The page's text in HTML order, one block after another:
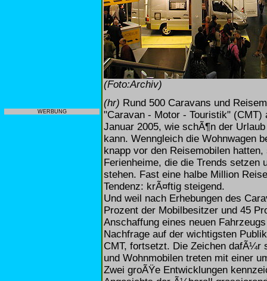
WERBUNG
(Foto:Archiv)
(hr) Rund 500 Caravans und
"Caravan - Motor - Touristik"
Januar 2005, wie schÃ¶n der
kann. Wenngleich die Wohnwagen
knapp vor den Reisemobilen
Ferienheime, die die Trends setzen
stehen. Fast eine halbe Million
Tendenz: krÃ¤ftig steigend.
Und weil nach Erhebungen des
Prozent der Mobilbesitzer und 45
Anschaffung eines neuen
Nachfrage auf der wichtigsten
CMT, fortsetzt. Die Zeichen dafÃ¼r
und Wohnmobilen treten mit einer
Zwei groÃŸe Entwicklungen